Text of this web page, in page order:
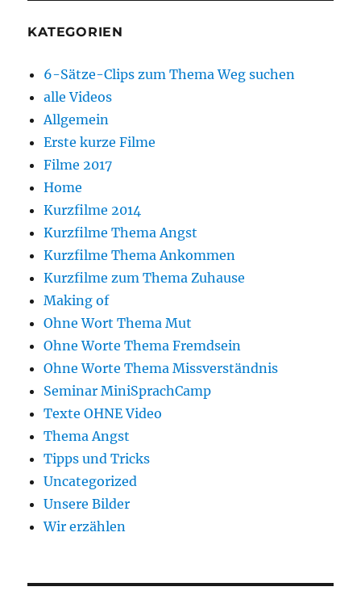
KATEGORIEN
6-Sätze-Clips zum Thema Weg suchen
alle Videos
Allgemein
Erste kurze Filme
Filme 2017
Home
Kurzfilme 2014
Kurzfilme Thema Angst
Kurzfilme Thema Ankommen
Kurzfilme zum Thema Zuhause
Making of
Ohne Wort Thema Mut
Ohne Worte Thema Fremdsein
Ohne Worte Thema Missverständnis
Seminar MiniSprachCamp
Texte OHNE Video
Thema Angst
Tipps und Tricks
Uncategorized
Unsere Bilder
Wir erzählen